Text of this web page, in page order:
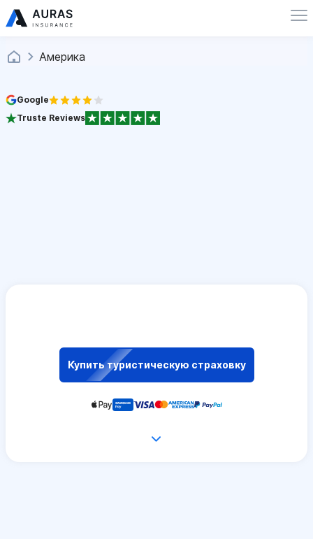
Америка
Google
Truste Reviews
Купить туристическую страховку